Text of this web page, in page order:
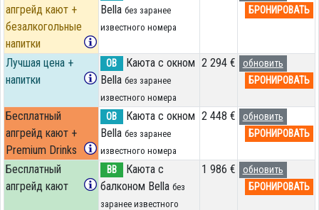
апгрейд кают +
безалкогольные
напитки
Bella без заранее
известного номера
БРОНИРОВАТЬ
Лучшая цена +
напитки
OB
Каюта с окном
Bella без заранее
известного номера
2 294 €
обновить
БРОНИРОВАТЬ
Бесплатный
апгрейд кают +
Premium Drinks
OB
Каюта с окном
Bella без заранее
известного номера
2 448 €
обновить
БРОНИРОВАТЬ
Бесплатный
апгрейд кают
BB
Каюта с
балконом Bella без
заранее известного
1 986 €
обновить
БРОНИРОВАТЬ